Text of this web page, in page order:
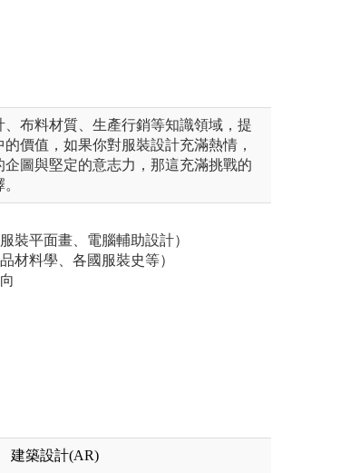
布料材質、生產行銷等知識領域，提
價值，如果你對服裝設計充滿熱情，
圖與堅定的意志力，那這充滿挑戰的
裝平面畫、電腦輔助設計）
材料學、各國服裝史等）
建築設計(AR)